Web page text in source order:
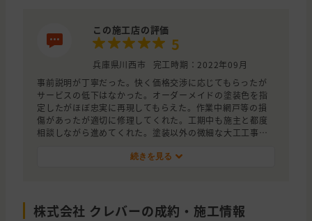
この施工店の評価
5
兵庫県川西市
完工時期：2022年09月
事前説明が丁寧だった。快く価格交渉に応じてもらったが
サービスの低下はなかった。オーダーメイドの塗装色を指
定したがほぼ忠実に再現してもらえた。作業中網戸等の損
傷があったが適切に修理してくれた。工期中も施主と都度
相談しながら進めてくれた。塗装以外の微細な大工工事も
続きを見る
株式会社 クレバーの成約・施工情報